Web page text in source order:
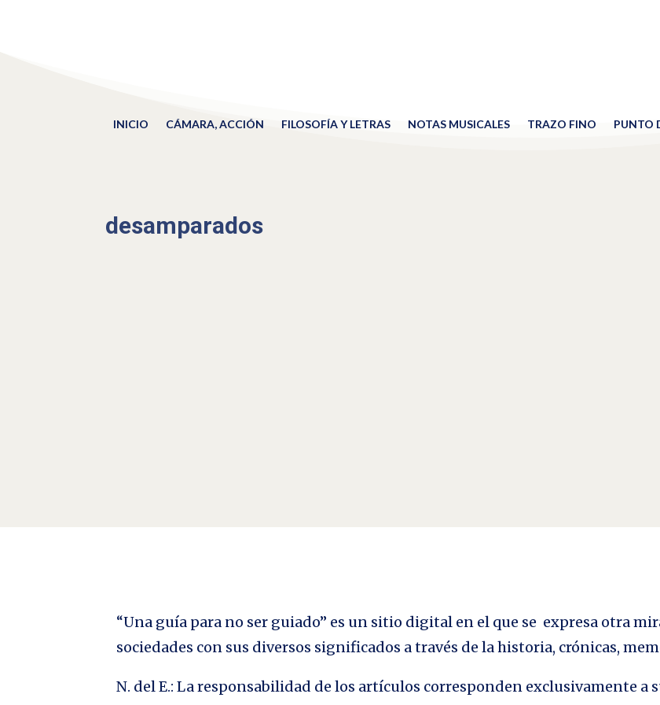
INICIO CÁMARA, ACCIÓN FILOSOFÍA Y LETRAS NOTAS MUSICALES TRAZO FINO PUNTO
desamparados
“Una guía para no ser guiado” es un sitio digital en el que se expresa otra
sociedades con sus diversos significados a través de la historia, crónicas,
N. del E.: La responsabilidad de los artículos corresponden exclusivamente a